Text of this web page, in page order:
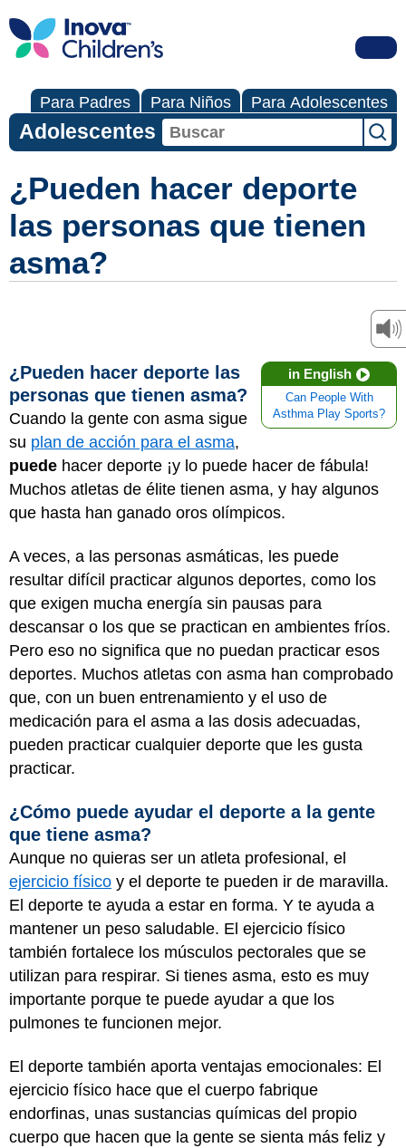
Para Padres Para Niños Para Adolescentes
Adolescentes
¿Pueden hacer deporte
las personas que tienen
asma?
in English
Can People With
Asthma Play Sports?
¿Pueden hacer deporte las
personas que tienen asma?
Cuando la gente con asma sigue
su plan de acción para el asma,
puede hacer deporte ¡y lo puede hacer de fábula!
Muchos atletas de élite tienen asma, y hay algunos
que hasta han ganado oros olímpicos.
A veces, a las personas asmáticas, les puede
resultar difícil practicar algunos deportes, como los
que exigen mucha energía sin pausas para
descansar o los que se practican en ambientes fríos.
Pero eso no significa que no puedan practicar esos
deportes. Muchos atletas con asma han comprobado
que, con un buen entrenamiento y el uso de
medicación para el asma a las dosis adecuadas,
pueden practicar cualquier deporte que les gusta
practicar.
¿Cómo puede ayudar el deporte a la gente
que tiene asma?
Aunque no quieras ser un atleta profesional, el
ejercicio físico y el deporte te pueden ir de maravilla.
El deporte te ayuda a estar en forma. Y te ayuda a
mantener un peso saludable. El ejercicio físico
también fortalece los músculos pectorales que se
utilizan para respirar. Si tienes asma, esto es muy
importante porque te puede ayudar a que los
pulmones te funcionen mejor.
El deporte también aporta ventajas emocionales: El
ejercicio físico hace que el cuerpo fabrique
endorfinas, unas sustancias químicas del propio
cuerpo que hacen que la gente se sienta más feliz y